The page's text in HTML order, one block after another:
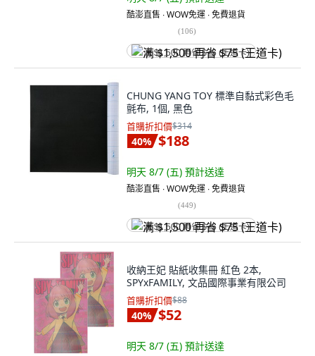
酷澎直售 ∙ WOW免運 ∙ 免費退貨
(106)
满 $1,500 再省 $75 (王道卡)
CHUNG YANG TOY 標準自黏式彩色毛
氈布, 1個, 黑色
首購折扣價$314
40% $188
明天 8/7 (五) 預計送達
酷澎直售 ∙ WOW免運 ∙ 免費退貨
(449)
满 $1,500 再省 $75 (王道卡)
收納王妃 貼紙收集冊 紅色 2本,
SPYxFAMILY, 文品國際事業有限公司
首購折扣價$88
40% $52
明天 8/7 (五) 預計送達